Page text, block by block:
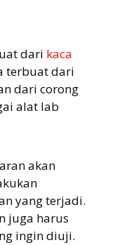
dari kaca
terbuat dari
dari corong
alat lab
akan
yang terjadi.
juga harus
ingin diuji.